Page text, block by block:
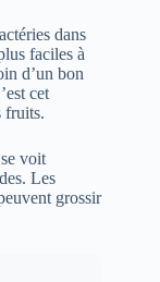
dans
faciles à
d’un bon
cet
fruits.
voit
Les
grossir